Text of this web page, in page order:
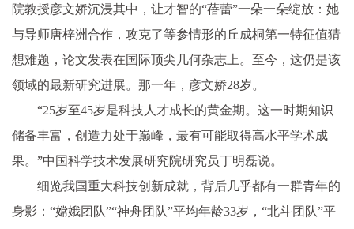
院教授彦文娇沉浸其中，让才智的“蓓蕾”一朵一朵绽放：她
与导师唐梓洲合作，攻克了等参情形的丘成桐第一特征值猜
想难题，论文发表在国际顶尖几何杂志上。至今，这仍是该
领域的最新研究进展。那一年，彦文娇28岁。
“25岁至45岁是科技人才成长的黄金期。这一时期知识
储备丰富，创造力处于巅峰，最有可能取得高水平学术成
果。”中国科学技术发展研究院研究员丁明磊说。
细览我国重大科技创新成就，背后几乎都有一群青年的
身影：“嫦娥团队”“神舟团队”平均年龄33岁，“北斗团队”平